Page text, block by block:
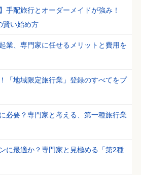
手配旅行とオーダーメイドが強み！
賢い始め方
業、専門家に任せるメリットと費用を
「地域限定旅行業」登録のすべてをプ
必要？専門家と考える、第一種旅行業
に最適か？専門家と見極める「第2種